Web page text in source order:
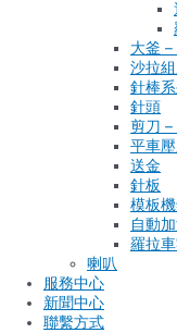
大釜
沙拉
針棒
針頭
剪刀 –
平車
送金
針板
模板
自動
羅拉
喇叭
服務中心
新聞中心
聯繫方式